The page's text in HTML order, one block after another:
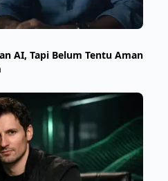
AI, Tapi Belum Tentu Aman